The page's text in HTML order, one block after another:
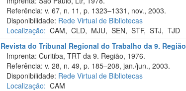
Referência: v. 67, n. 11, p. 1323–1331, nov., 2003.
Disponibilidade: Rede Virtual de Bibliotecas
Localização: CAM,CLD, MJU,SEN,STF,STJ,TJD
Revista do Tribunal Regional do Trabalho da 9. Região
Imprenta: Curitiba, TRT da 9. Região, 1976.
Referência: v. 28, n. 49, p. 185–208, jan./jun., 2003.
Disponibilidade: Rede Virtual de Bibliotecas
Localização: CAM